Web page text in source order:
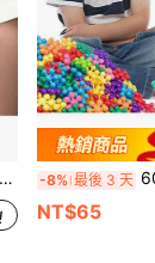
-8% 最後 3 天 600片積
NT$65